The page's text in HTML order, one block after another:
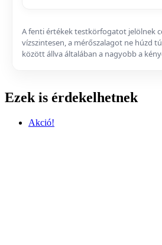
A fenti értékek testkörfogatot jelölnek
vízszintesen, a mérőszalagot ne húzd
között állva általában a nagyobb a
Ezek is érdekelhetnek
Akció!